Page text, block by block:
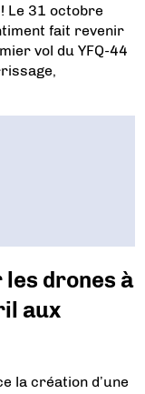
Le 31 octobre
fait revenir
vol du YFQ-44
drones à
aux
la création d’une